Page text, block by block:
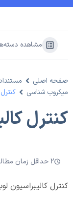
مشاهده
صفحه اصلی
میکروب شناسی
کنترل
2 حداقل زمان مطالعه
کنترل